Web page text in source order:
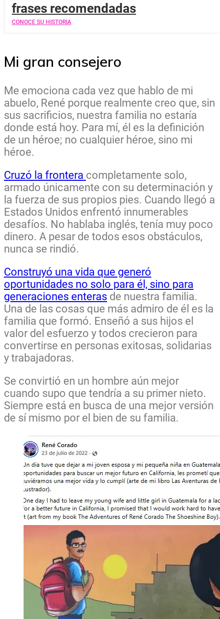
frases recomendadas
CONOCE SU HISTORIA
Mi gran consejero
Me emociona cada vez que hablo de mi
abuelo, René porque realmente creo que, sin
sus sacrificios, nuestra familia no estaría
donde está hoy. Para mí, él es la definición
de un héroe; no cualquier héroe, sino mi
héroe.
Cruzó la frontera completamente solo,
armado únicamente con su determinación y
la fuerza de sus propios pies. Cuando llegó a
Estados Unidos enfrentó innumerables
desafíos. No hablaba inglés, tenía muy poco
dinero. A pesar de todos esos obstáculos,
nunca se rindió.
Construyó una vida que generó
oportunidades no solo para él, sino para
generaciones enteras de nuestra familia.
Una de las cosas que más admiro de él es la
familia que formó. Enseñó a sus hijos el
valor del esfuerzo y todos crecieron para
convertirse en personas exitosas, solidarias
y trabajadoras.
Se convirtió en un hombre aún mejor
cuando supo que tendría a su primer nieto.
Siempre está en busca de una mejor versión
de sí mismo por el bien de su familia.